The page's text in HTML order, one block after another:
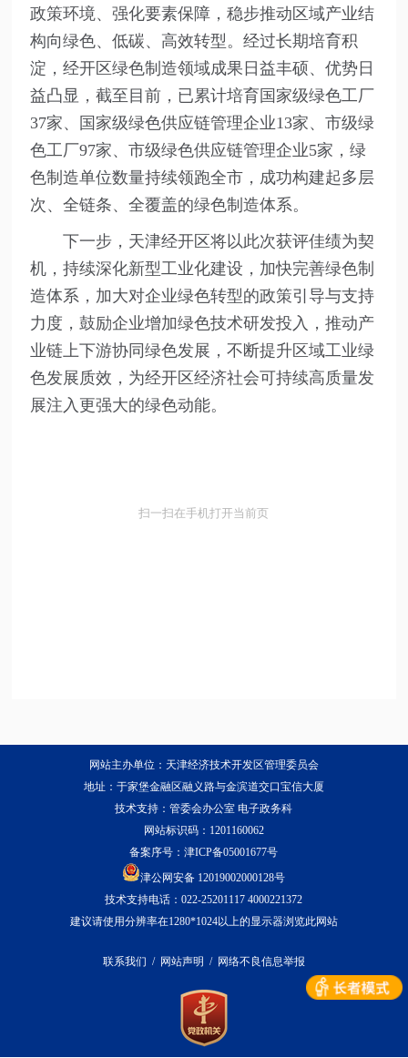
政策环境、强化要素保障，稳步推动区域产业结
构向绿色、低碳、高效转型。经过长期培育积
淀，经开区绿色制造领域成果日益丰硕、优势日
益凸显，截至目前，已累计培育国家级绿色工厂
37家、国家级绿色供应链管理企业13家、市级绿
色工厂97家、市级绿色供应链管理企业5家，绿
色制造单位数量持续领跑全市，成功构建起多层
次、全链条、全覆盖的绿色制造体系。
下一步，天津经开区将以此次获评佳绩为契
机，持续深化新型工业化建设，加快完善绿色制
造体系，加大对企业绿色转型的政策引导与支持
力度，鼓励企业增加绿色技术研发投入，推动产
业链上下游协同绿色发展，不断提升区域工业绿
色发展质效，为经开区经济社会可持续高质量发
展注入更强大的绿色动能。
扫一扫在手机打开当前页
网站主办单位：天津经济技术开发区管理委员会
地址：于家堡金融区融义路与金滨道交口宝信大厦
技术支持：管委会办公室 电子政务科
网站标识码：1201160062
备案序号：津ICP备05001677号
津公网安备 12019002000128号
技术支持电话：022-25201117 4000221372
建议请使用分辨率在1280*1024以上的显示器浏览此网站
联系我们 / 网站声明 / 网络不良信息举报